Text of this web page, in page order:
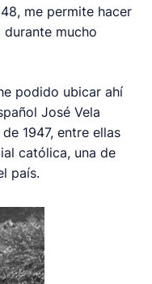
me permite hacer
mucho
podido ubicar ahí
José Vela
1947, entre ellas
católica, una de
país.